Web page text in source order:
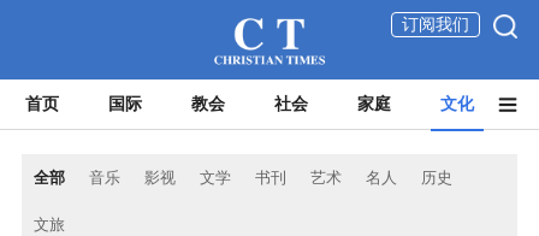
订阅我们
首页 国际 教会 社会 家庭 文化
全部 音乐 影视 文学 书刊 艺术 名人 历史
文旅